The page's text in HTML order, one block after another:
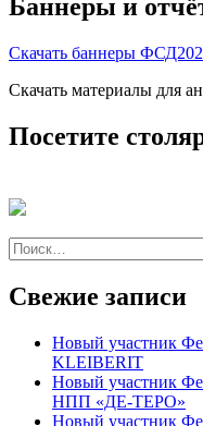
Баннеры и
Скачать баннеры
Скачать материалы для
Посетите
Искать:
Свежие записи
Новый участник
KLEIBERIT
Новый участник
НПП «ДЕ-ТЕРО»
Новый участник